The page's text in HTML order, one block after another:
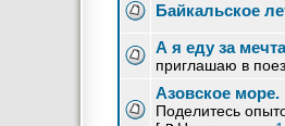
Байкальское
А я еду за
приглашаю в
Азовское море.
Поделитесь